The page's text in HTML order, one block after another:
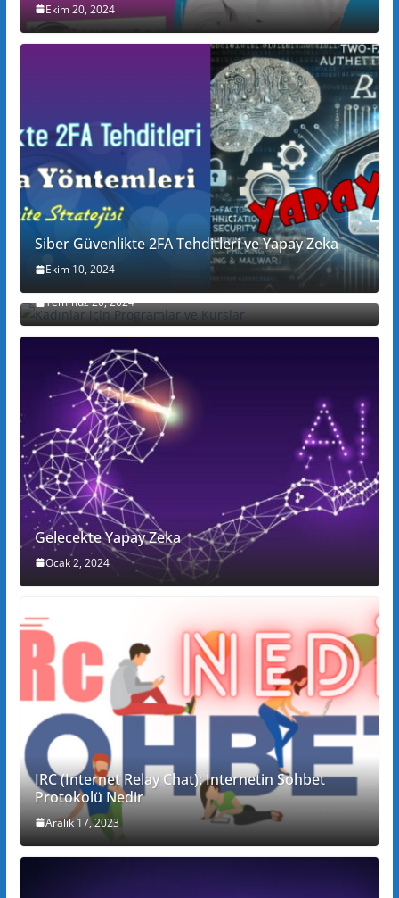
Ekim 20, 2024
Siber Güvenlikte 2FA Tehditleri ve Yapay Zeka
Ekim 10, 2024
Kadınlar için Programlar ve Kurslar
Temmuz 20, 2024
Gelecekte Yapay Zeka
Ocak 2, 2024
IRC (Internet Relay Chat): İnternetin Sohbet
Protokolü Nedir
Aralık 17, 2023